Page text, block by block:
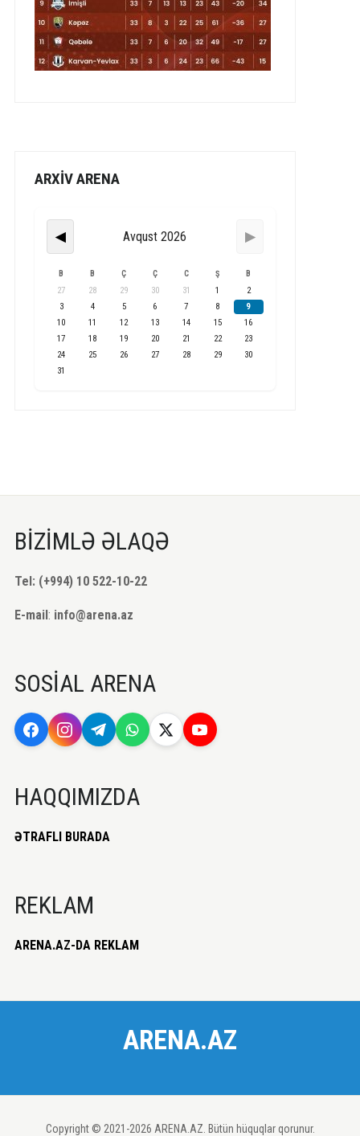
ARXİV ARENA
◀ Avqust 2026 ▶
B B Ç Ç C Ş B
27 28 29 30 31 1
2
3
4 5 6 7 8
9
10
11 12 13 14 15
16
17
18 19 20 21 22
23
24
25 26 27 28 29
30
31
BİZİMLƏ ƏLAQƏ
Tel: (+994) 10 522-10-22
E-mail: info@arena.az
SOSİAL ARENA
HAQQIMIZDA
ƏTRAFLI BURADA
REKLAM
ARENA.AZ-DA REKLAM
ARENA.AZ
Copyright © 2021-2026 ARENA.AZ. Bütün hüquqlar qorunur.